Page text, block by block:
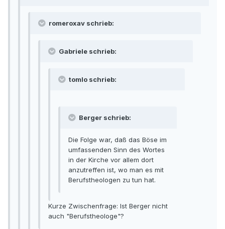
romeroxav schrieb:
Gabriele schrieb:
tomlo schrieb:
Berger schrieb:
Die Folge war, daß das Böse im
umfassenden Sinn des Wortes
in der Kirche vor allem dort
anzutreffen ist, wo man es mit
Berufstheologen zu tun hat.
Kurze Zwischenfrage: Ist Berger nicht
auch "Berufstheologe"?